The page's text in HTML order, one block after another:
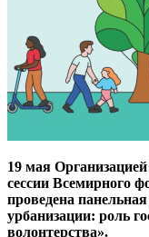
19 мая
сессии Всемирного
проведена
урбанизации: роль
волонтерства».